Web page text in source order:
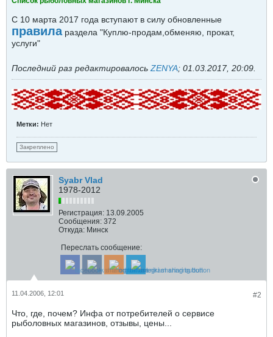
С 10 марта 2017 года вступают в силу обновленные
правилараздела "Куплю-продам,обменяю, прокат,
услуги"
Последний раз редактировалось ZENYA; 01.03.2017, 20:09
Метки: Нет
Закреплено
Syabr Vlad
1978-2012
Регистрация: 13.09.2005
Сообщения: 372
Откуда: Минск
Переслать сообщение:
#2
11.04.2006, 12:01
Что, где, почем? Инфа от потребителей о сервисе
рыболовных магазинов, отзывы, цены...